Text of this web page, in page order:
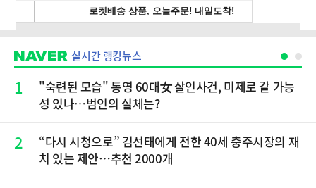
실시간 랭킹뉴스
1
"숙련된 모습" 통영 60대女 살인사건, 미제로 갈 가능
성 있나…범인의 실체는?
2
“다시 시청으로” 김선태에게 전한 40세 충주시장의 재
치 있는 제안…추천 2000개